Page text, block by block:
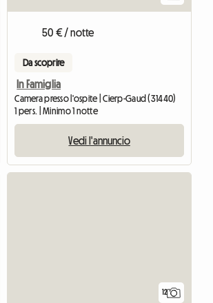
50 € / notte
Da scoprire
In Famiglia
Camera presso l'ospite | Cierp-Gaud (31440)
1 pers. | Minimo 1 notte
Vedi l'annuncio
12